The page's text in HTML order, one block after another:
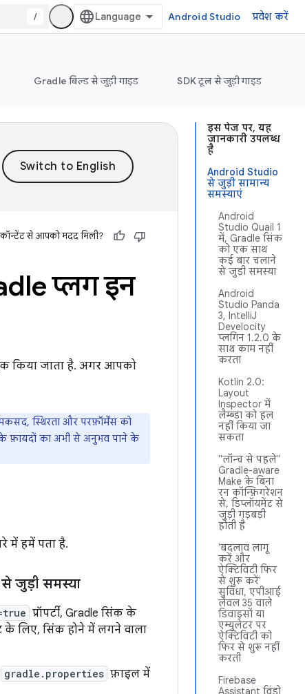
/ Android Studio प्रवेश करें
Gradle बिल्ड से जुड़ी गाइड SDK टूल से जुड़ी गाइड
इस पेज पर, यह
जानकारी उपलब्ध
है
Android Studio
से जुड़ी सामान्य
समस्याएं
Android
Studio Quail 1
में, Gradle सिंक
को एक साथ
कई बार चलाने
से जुड़ी समस्या
Android
Studio Panda
3, IntelliJ
Develocity
प्लगिन 1.2.0 के
साथ काम नहीं
करता
Kotlin 2.0:
Layout
Inspector में
लैम्ब्डा को हल
नहीं किया जा
सकता
"लॉन्च से पहले"
Gradle-aware
Make के बिना
रन कॉन्फ़िगरेशन
से, डिप्लॉयमेंट से
जुड़ी गड़बड़ी
होती है
'बदलाव लागू
करें और
ऐक्टिविटी फिर
से शुरू करें'
सुविधा, एपीआई
लेवल 35 वाले
डिवाइसों या
एम्युलेटर पर
ऐक्टिविटी को
फिर से शुरू नहीं
करती
Firebase
Assistant विंडो
से आपको मदद मिली?
प्लग इन
किया जाता है. अगर आपको
स्थिरता और परफ़ॉर्मेंस को
के फ़ायदों का अभी से अनुभव पाने के
में हमें पता है.
जुड़ी समस्या
प्रॉपर्टी, Gradle सिंक के
के लिए, सिंक होने में लगने वाला
gradle.properties फ़ाइल में